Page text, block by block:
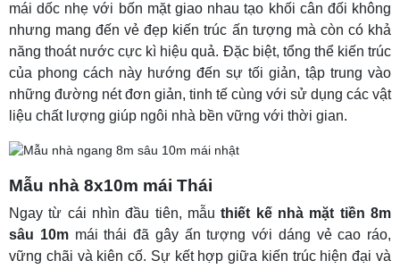
mái dốc nhẹ với bốn mặt giao nhau tạo khối cân đối không
nhưng mang đến vẻ đẹp kiến trúc ấn tượng mà còn có khả
năng thoát nước cực kì hiệu quả. Đặc biệt, tổng thể kiến trúc
của phong cách này hướng đến sự tối giản, tập trung vào
những đường nét đơn giản, tinh tế cùng với sử dụng các vật
liệu chất lượng giúp ngôi nhà bền vững với thời gian.
Mẫu nhà 8x10m mái Thái
Ngay từ cái nhìn đầu tiên, mẫuthiết kế nhà mặt tiền 8m
sâu 10mmái thái đã gây ấn tượng với dáng vẻ cao ráo,
vững chãi và kiên cố. Sự kết hợp giữa kiến trúc hiện đại và